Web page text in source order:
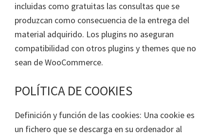
incluidas como gratuitas las consultas que se
produzcan como consecuencia de la entrega del
material adquirido. Los plugins no aseguran
compatibilidad con otros plugins y themes que no
sean de WooCommerce.
POLÍTICA DE COOKIES
Definición y función de las cookies: Una cookie es
un fichero que se descarga en su ordenador al